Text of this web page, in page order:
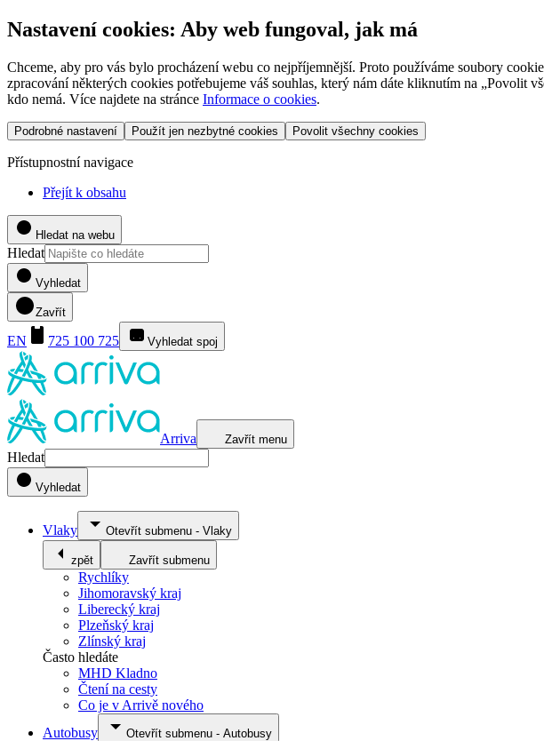
Nastavení cookies: Aby web fungoval, jak má
Chceme, aby pro vás bylo procházení webu co nejpříjemnější. Proto používáme soubory
zpracování některých cookies potřebujeme váš souhlas, který nám dáte kliknutím na „Povolit
kdo nemá. Více najdete na stránce Informace o cookies.
Podrobné nastavení Použít jen nezbytné cookies Povolit všechny cookies
Přístupnostní navigace
Přejít k obsahu
Hledat na webu
Hledat
Vyhledat
Zavřít
EN 725 100 725 Vyhledat spoj
Arriva Zavřít menu
Hledat
Vyhledat
Vlaky Otevřít submenu - Vlaky
zpět Zavřít submenu
Rychlíky
Jihomoravský kraj
Liberecký kraj
Plzeňský kraj
Zlínský kraj
Často hledáte
MHD Kladno
Čtení na cesty
Co je v Arrivě nového
Autobusy
Otevřít submenu - Autobusy